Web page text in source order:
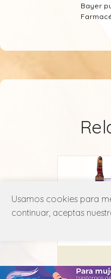
Bayer
Usamos cookies para
continuar, aceptas